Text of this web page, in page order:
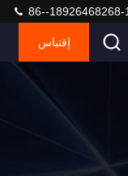
86--
إقتباس